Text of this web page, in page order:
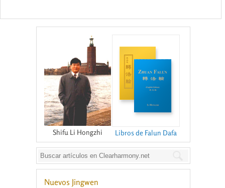
Shifu Li Hongzhi Libros de Falun Dafa
Nuevos Jingwen